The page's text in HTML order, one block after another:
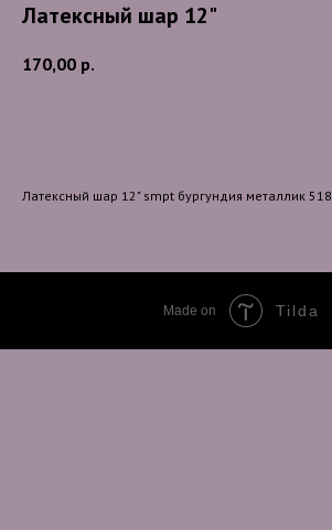
Латексный шар 12"
170,00 р.
Латексный шар 12" smpt бургундия металлик 518
Made on Tilda